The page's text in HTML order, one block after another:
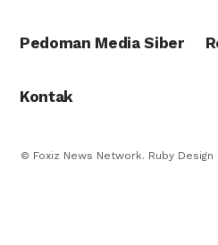
Pedoman Media Siber
Kontak
© Foxiz News Network. Ruby Design